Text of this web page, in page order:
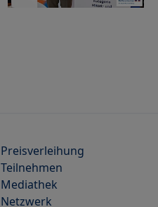
Preisverleihung
Teilnehmen
Mediathek
Netzwerk